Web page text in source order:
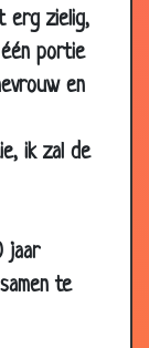
erg zielig,
portie
en
ik zal de
jaar
te
2.81
3.05
3.71